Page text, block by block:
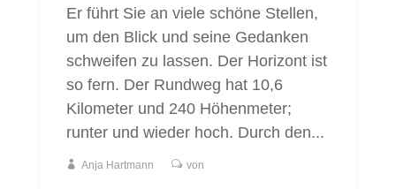
Er führt Sie an viele schöne Stellen,
um den Blick und seine Gedanken
schweifen zu lassen. Der Horizont ist
so fern. Der Rundweg hat 10,6
Kilometer und 240 Höhenmeter;
runter und wieder hoch. Durch den...
Anja Hartmann von